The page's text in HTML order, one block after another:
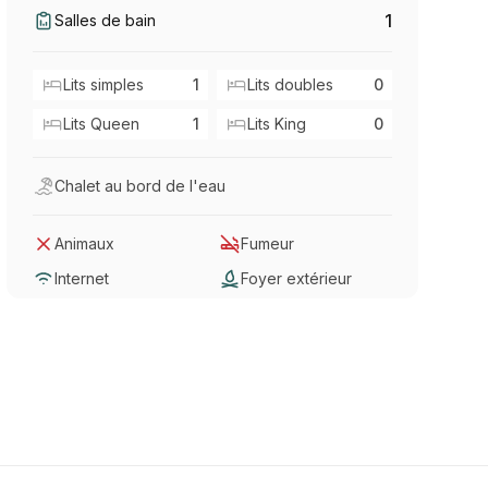
Salles de bain 1
Lits simples 1 Lits doubles 0
Lits Queen 1 Lits King 0
Chalet au bord de l'eau
Animaux
Fumeur
Internet
Foyer extérieur